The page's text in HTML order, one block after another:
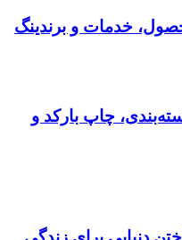
خدمات و برندینگ
چاپ بارکد و